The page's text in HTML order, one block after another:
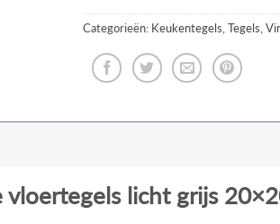
Categorieën: Keukentegels,Tegels,
vloertegels licht grijs